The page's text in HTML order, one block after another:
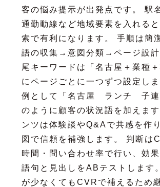
客の悩み提示が出発点です。 駅
通勤動線など地域要素を入れる
索で有利になります。 手順は簡
語の収集→意図分類→ページ設計
尾キーワードは「名古屋＋業種
にページごとに一つずつ設定し
例として「名古屋 ランチ 子
のように顧客の状況語を加えま
ンツは体験談やQ&Aで共感を作
図で信頼を補強します。 判断は
時間・問い合わせ率で行い、効
語句と見出しをABテストします
が少なくてもCVRで補えるため